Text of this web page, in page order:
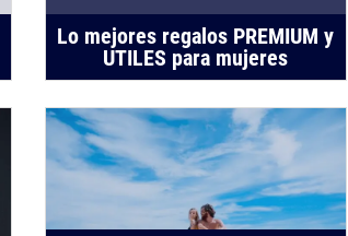
Lo mejores regalos PREMIUM y
UTILES para mujeres